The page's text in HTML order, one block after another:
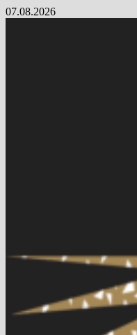
Skip
07.08.2026